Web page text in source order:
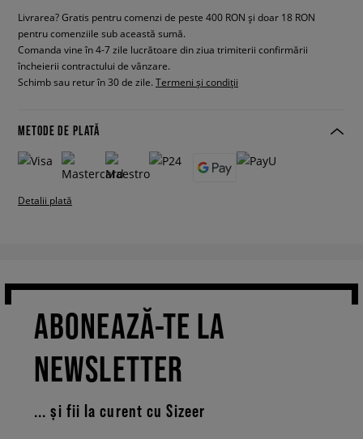
Livrarea? Gratis pentru comenzi de peste 400 RON și doar 18 RON
pentru comenziile sub această sumă.
Comanda vine în 4-7 zile lucrătoare din ziua trimiterii confirmării
încheierii contractului de vânzare.
Schimb sau retur în 30 de zile. Termeni și condiții
METODE DE PLATĂ
Detalii plată
ABONEAZĂ-TE LA
NEWSLETTER
... și fii la curent cu Sizeer